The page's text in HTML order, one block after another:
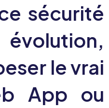
sécurité
le vrai
App ou